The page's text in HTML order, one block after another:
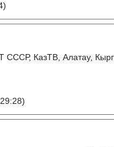
КазТВ, Алатау,